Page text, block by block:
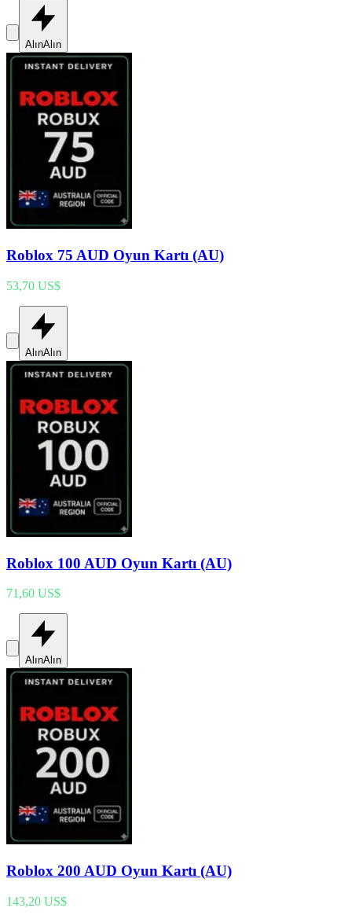
AlınAlın
Roblox 75 AUD Oyun Kartı (AU)
53,70 US$
AlınAlın
Roblox 100 AUD Oyun Kartı (AU)
71,60 US$
AlınAlın
Roblox 200 AUD Oyun Kartı (AU)
143,20 US$